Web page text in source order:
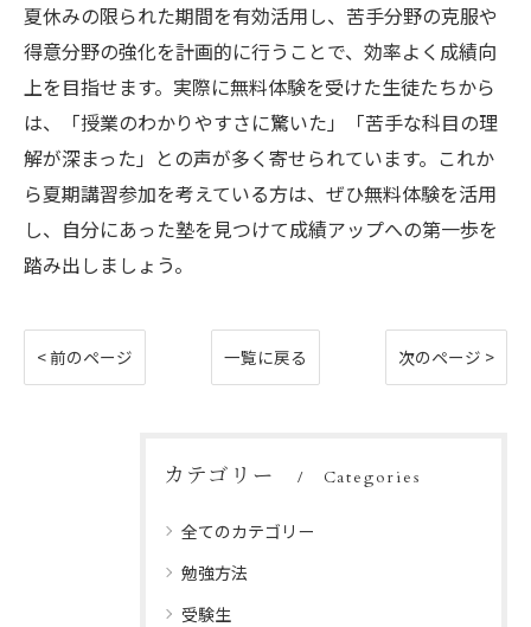
夏休みの限られた期間を有効活用し、苦手分野の克服や
得意分野の強化を計画的に行うことで、効率よく成績向
上を目指せます。実際に無料体験を受けた生徒たちから
は、「授業のわかりやすさに驚いた」「苦手な科目の理
解が深まった」との声が多く寄せられています。これか
ら夏期講習参加を考えている方は、ぜひ無料体験を活用
し、自分にあった塾を見つけて成績アップへの第一歩を
踏み出しましょう。
< 前のページ 一覧に戻る 次のページ >
カテゴリー Categories
全てのカテゴリー
勉強方法
受験生